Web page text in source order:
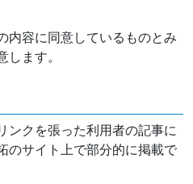
内容に同意しているものとみ
します。
ンクを張った利用者の記事に
のサイト上で部分的に掲載で